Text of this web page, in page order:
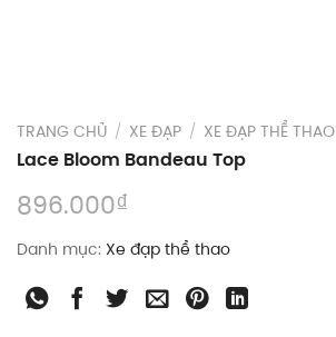
TRANG CHỦ / XE ĐẠP / XE ĐẠP THỂ THAO
Lace Bloom Bandeau Top
896.000₫
Danh mục: Xe đạp thể thao